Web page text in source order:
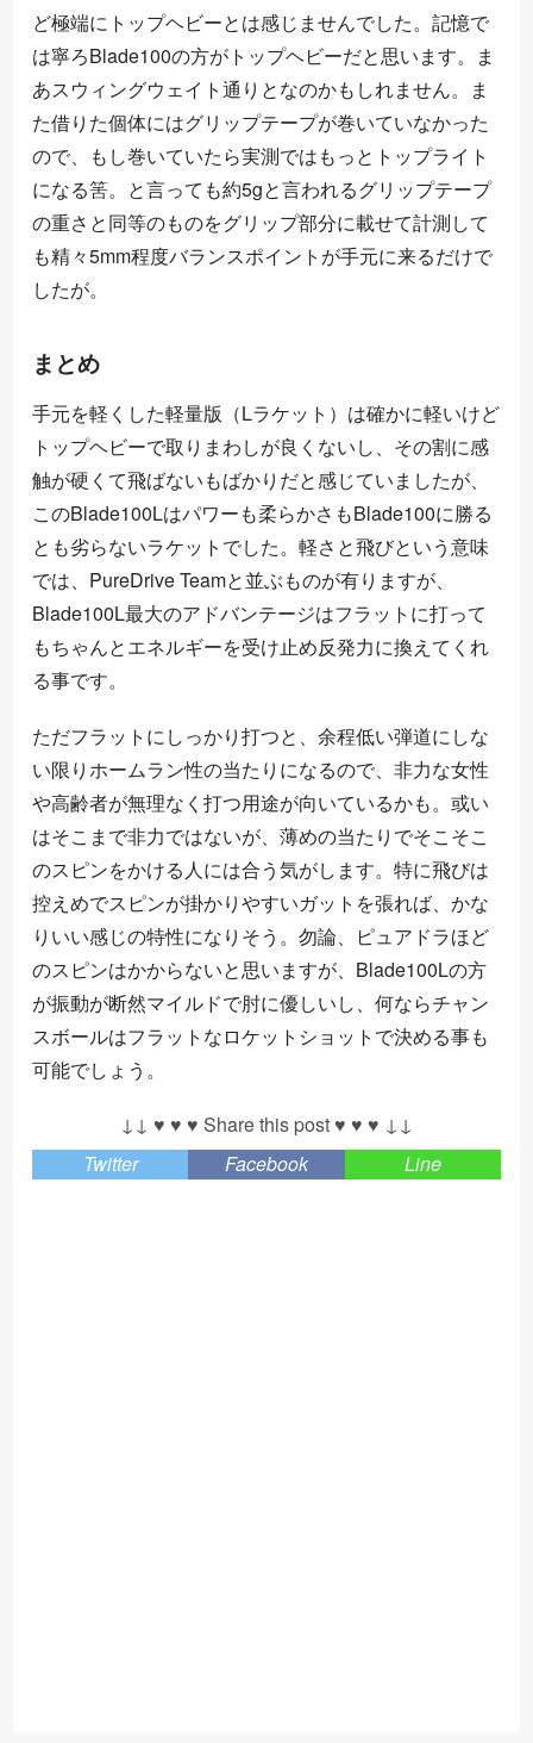
ど極端にトップヘビーとは感じませんでした。記憶で
は寧ろBlade100の方がトップヘビーだと思います。ま
あスウィングウェイト通りとなのかもしれません。ま
た借りた個体にはグリップテープが巻いていなかった
ので、もし巻いていたら実測ではもっとトップライト
になる筈。と言っても約5gと言われるグリップテープ
の重さと同等のものをグリップ部分に載せて計測して
も精々5mm程度バランスポイントが手元に来るだけで
したが。
まとめ
手元を軽くした軽量版（Lラケット）は確かに軽いけど
トップヘビーで取りまわしが良くないし、その割に感
触が硬くて飛ばないもばかりだと感じていましたが、
このBlade100Lはパワーも柔らかさもBlade100に勝る
とも劣らないラケットでした。軽さと飛びという意味
では、PureDrive Teamと並ぶものが有りますが、
Blade100L最大のアドバンテージはフラットに打って
もちゃんとエネルギーを受け止め反発力に換えてくれ
る事です。
ただフラットにしっかり打つと、余程低い弾道にしな
い限りホームラン性の当たりになるので、非力な女性
や高齢者が無理なく打つ用途が向いているかも。或い
はそこまで非力ではないが、薄めの当たりでそこそこ
のスピンをかける人には合う気がします。特に飛びは
控えめでスピンが掛かりやすいガットを張れば、かな
りいい感じの特性になりそう。勿論、ピュアドラほど
のスピンはかからないと思いますが、Blade100Lの方
が振動が断然マイルドで肘に優しいし、何ならチャン
スボールはフラットなロケットショットで決める事も
可能でしょう。
↓↓ ♥ ♥ ♥ Share this post ♥ ♥ ♥ ↓↓
Twitter
Facebook Line